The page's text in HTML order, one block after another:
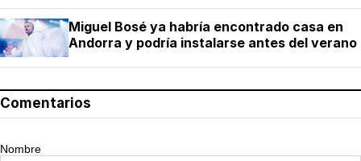
Miguel Bosé ya habría encontrado casa en
Andorra y podría instalarse antes del verano
Comentarios
Nombre